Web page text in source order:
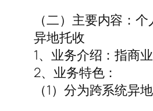
（二）主要内容：
异地托收
1、业务介绍：指商
2、业务特色：
（1）分为跨系统异